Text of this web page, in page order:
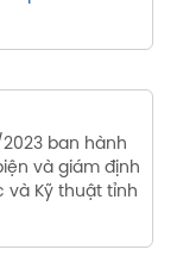
ban hành
và giám định
và Kỹ thuật tỉnh